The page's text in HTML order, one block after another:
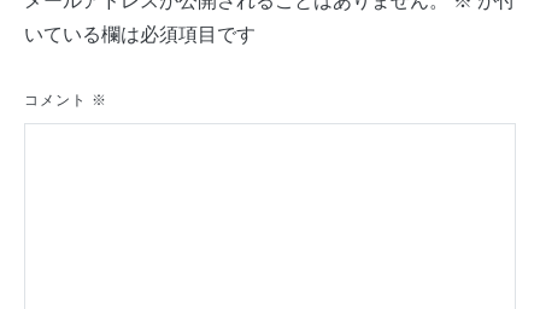
ー
シ
ョ
いている欄は必須項目です
コメント ※